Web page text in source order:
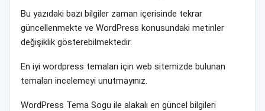
Bu yazıdaki bazı bilgiler zaman içerisinde tekrar
güncellenmekte ve WordPress konusundaki metinler
değişiklik gösterebilmektedir.
En iyi wordpress temaları için web sitemizde bulunan
temaları incelemeyi unutmayınız.
WordPress Tema Sogu ile alakalı en güncel bilgileri